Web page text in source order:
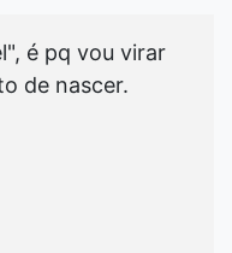
é pq vou virar
de nascer.